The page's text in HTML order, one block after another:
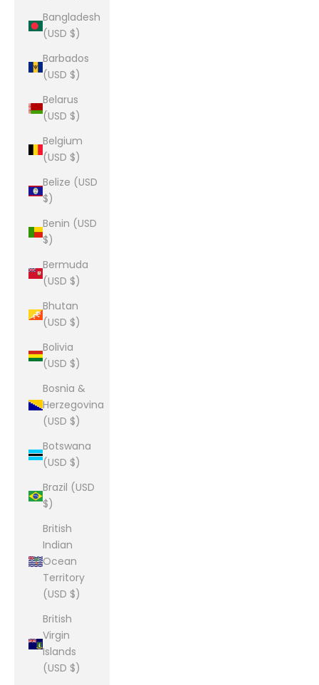
Bangladesh
(USD $)
Barbados
(USD $)
Belarus
(USD $)
Belgium
(USD $)
Belize (USD
$)
Benin (USD
$)
Bermuda
(USD $)
Bhutan
(USD $)
Bolivia
(USD $)
Bosnia &
Herzegovina
(USD $)
Botswana
(USD $)
Brazil (USD
$)
British
Indian
Ocean
Territory
(USD $)
British
Virgin
Islands
(USD $)